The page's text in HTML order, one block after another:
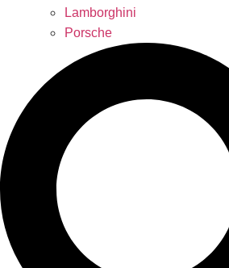
Lamborghini
Porsche